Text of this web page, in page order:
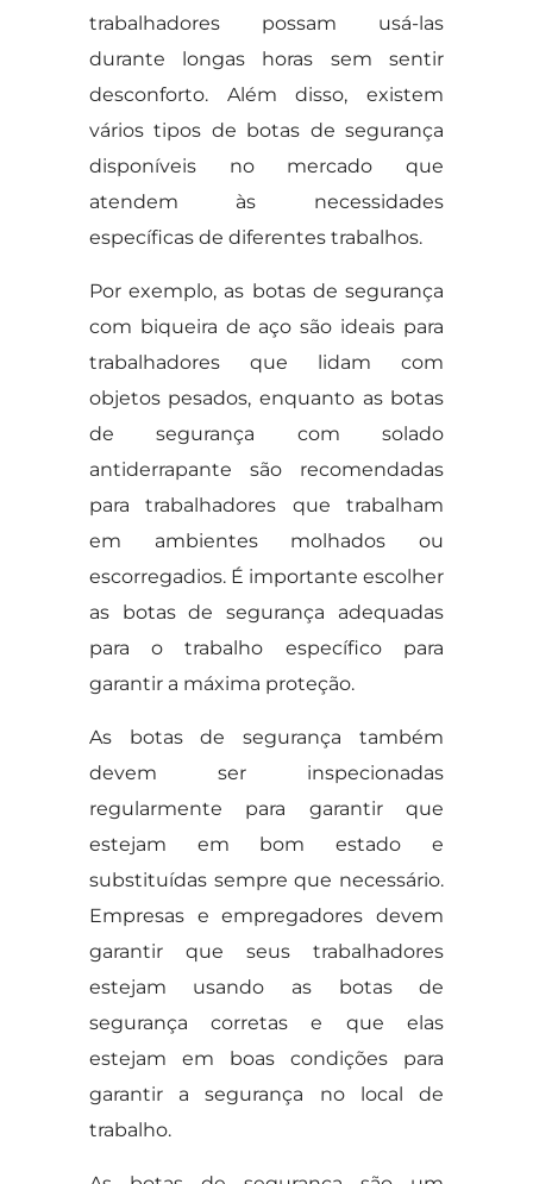
trabalhadores possam usá-las
durante longas horas sem sentir
desconforto. Além disso, existem
vários tipos de botas de segurança
disponíveis no mercado que
atendem às necessidades
específicas de diferentes trabalhos.
Por exemplo, as botas de segurança
com biqueira de aço são ideais para
trabalhadores que lidam com
objetos pesados, enquanto as botas
de segurança com solado
antiderrapante são recomendadas
para trabalhadores que trabalham
em ambientes molhados ou
escorregadios. É importante escolher
as botas de segurança adequadas
para o trabalho específico para
garantir a máxima proteção.
As botas de segurança também
devem ser inspecionadas
regularmente para garantir que
estejam em bom estado e
substituídas sempre que necessário.
Empresas e empregadores devem
garantir que seus trabalhadores
estejam usando as botas de
segurança corretas e que elas
estejam em boas condições para
garantir a segurança no local de
trabalho.